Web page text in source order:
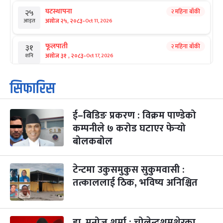
२५
आइत
घटस्थापना
असोज २५, २०८३-Oct 11, 2026
२ महिना बाँकी
३१
शनि
फूलपाती
असोज ३१ , २०८३-Oct 17, 2026
२ महिना बाँकी
१
आइत
कार्तिक सङ्क्रान्ति
कार्तिक १, २०८३
३
मंगल
महानवमी
कार्तिक ३, २०८३-Oct 20, 2026
२ महिना बाँकी
४
५
बिहि
पापा‌ङ्कुशा एकादशी व्रत
कार्तिक ५, २०८३
२ महिना बाँकी
कुकुर तिहार ३ महिना बाँकी
सिफारिस
ई–बिडिङ प्रकरण : विक्रम पाण्डेको
कम्पनीले ७ करोड घटाएर फेर्‍यो
बोलकबोल
टेन्टमा उकुसमुकुस सुकुमवासी :
तत्काललाई ठिक, भविष्य अनिश्चित